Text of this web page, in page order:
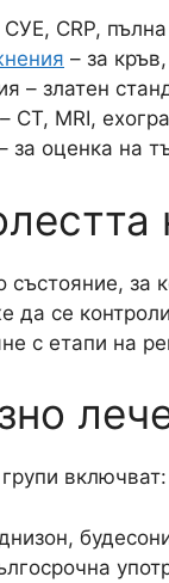
CRP,
– за
– златен
CT, MRI,
за оценка на
състояние, за
да се
с етапи на
включват:​